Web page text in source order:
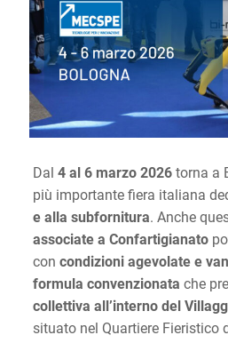
Dal 4 al 6 marzo 2026torna a
più importante fiera italiana
e alla subfornitura. Anche
associate a Confartigianato
con condizioni agevolate e
formula convenzionata che
collettiva all’interno del
situato nel Quartiere Fieristico